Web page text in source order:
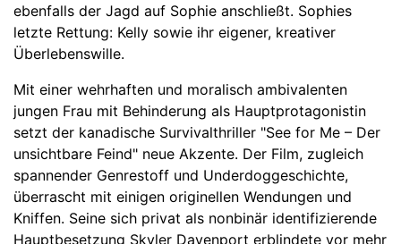
ebenfalls der Jagd auf Sophie anschließt. Sophies
letzte Rettung: Kelly sowie ihr eigener, kreativer
Überlebenswille.
Mit einer wehrhaften und moralisch ambivalenten
jungen Frau mit Behinderung als Hauptprotagonistin
setzt der kanadische Survivalthriller "See for Me – Der
unsichtbare Feind" neue Akzente. Der Film, zugleich
spannender Genrestoff und Underdoggeschichte,
überrascht mit einigen originellen Wendungen und
Kniffen. Seine sich privat als nonbinär identifizierende
Hauptbesetzung Skyler Davenport erblindete vor mehr